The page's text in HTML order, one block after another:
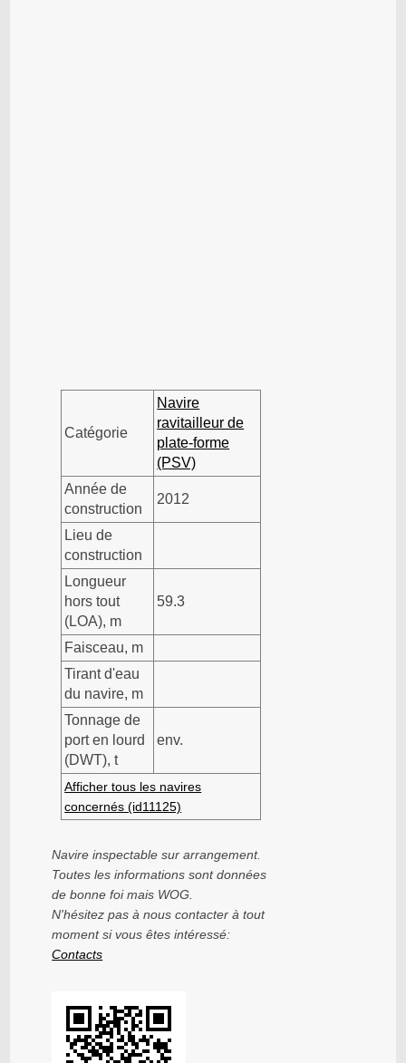
Catégorie
Navire
ravitailleur de
plate-forme
(PSV)
Année de
construction
2012
Lieu de
construction
Longueur
hors tout
(LOA), m
59.3
Faisceau, m
Tirant d'eau
du navire, m
Tonnage de
port en lourd
(DWT), t
env.
Afficher tous les navires
concernés (id11125)
Navire inspectable sur arrangement.
Toutes les informations sont données
de bonne foi mais WOG.
N'hésitez pas à nous contacter à tout
moment si vous êtes intéressé:
Contacts